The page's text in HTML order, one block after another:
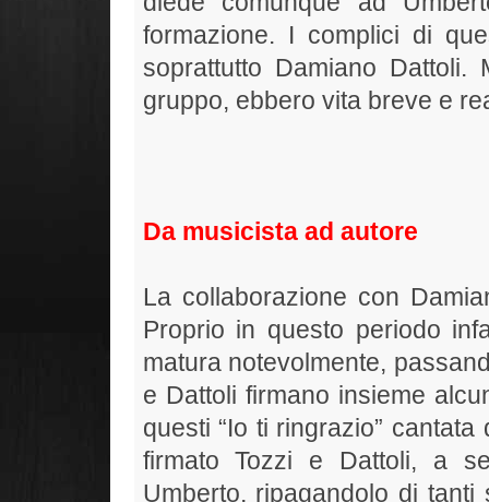
formazione. I complici di
soprattutto Damiano
gruppo, ebbero vita breve e
Da musicista ad autore
La collaborazione con
Proprio in questo periodo
matura notevolmente,
e Dattoli firmano insieme
questi “Io ti ringrazio”
firmato Tozzi e Dattoli, a
Umberto, ripagandolo di